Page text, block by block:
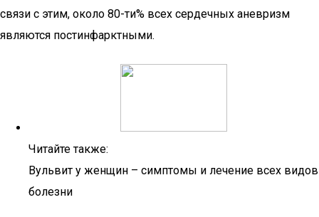
связи с этим, около 80-ти% всех сердечных аневризм
являются постинфарктными.
Читайте также:
Вульвит у женщин – симптомы и лечение всех видов
болезни